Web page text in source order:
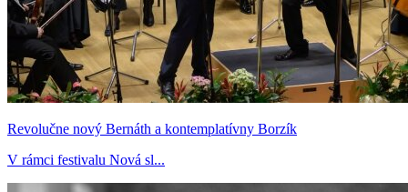
Revolučne nový Bernáth a kontemplatívny Borzík
V rámci festivalu Nová sl...